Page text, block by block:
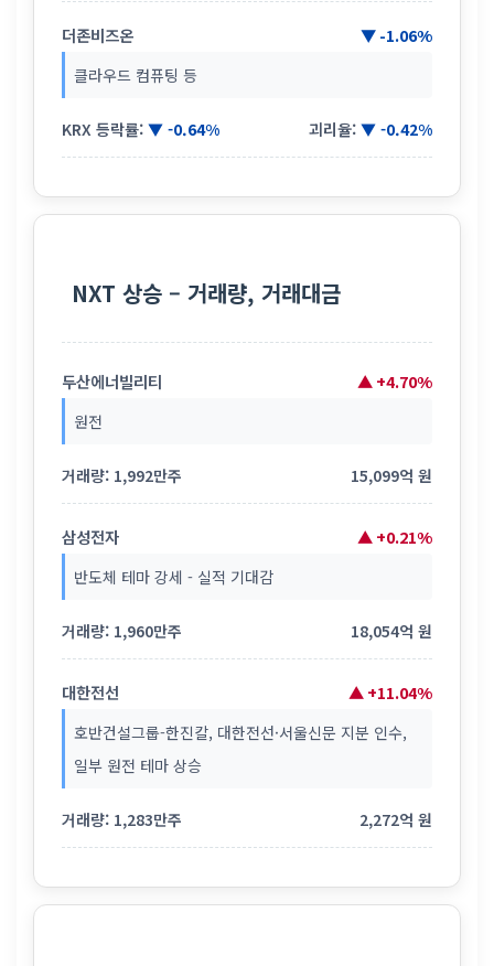
더존비즈온 ▼ -1.06%
클라우드 컴퓨팅 등
KRX 등락률: ▼ -0.64% 괴리율: ▼ -0.42%
NXT 상승 – 거래량, 거래대금
두산에너빌리티 ▲ +4.70%
원전
거래량: 1,992만주 15,099억 원
삼성전자 ▲ +0.21%
반도체 테마 강세 - 실적 기대감
거래량: 1,960만주 18,054억 원
대한전선 ▲ +11.04%
호반건설그룹-한진칼, 대한전선·서울신문 지분 인수,
일부 원전 테마 상승
거래량: 1,283만주 2,272억 원